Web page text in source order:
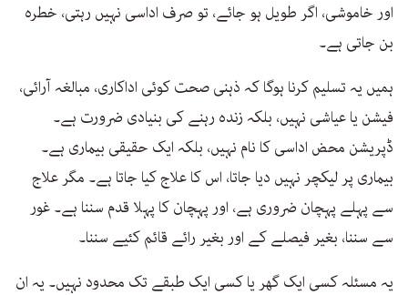
اور خاموشی، اگر طویل ہو جائے، تو صرف اداسی نہیں رہتی، خطرہ
بن جاتی ہے۔
ہمیں یہ تسلیم کرنا ہوگا کہ ذہنی صحت کوئی اداکاری، مبالغہ آرائی،
فیشن یا عیاشی نہیں، بلکہ زندہ رہنے کی بنیادی ضرورت ہے۔
ڈپریشن محض اداسی کا نام نہیں، بلکہ ایک حقیقی بیماری ہے۔
بیماری پر لیکچر نہیں دیا جاتا، اس کا علاج کیا جاتا ہے۔ مگر علاج
سے پہلے پہچان ضروری ہے، اور پہچان کا پہلا قدم سننا ہے۔ غور
سے سننا، بغیر فیصلے کے اور بغیر رائے قائم کئیے سننا۔
یہ مسئلہ کسی ایک گھر یا کسی ایک طبقے تک محدود نہیں۔ یہ ان